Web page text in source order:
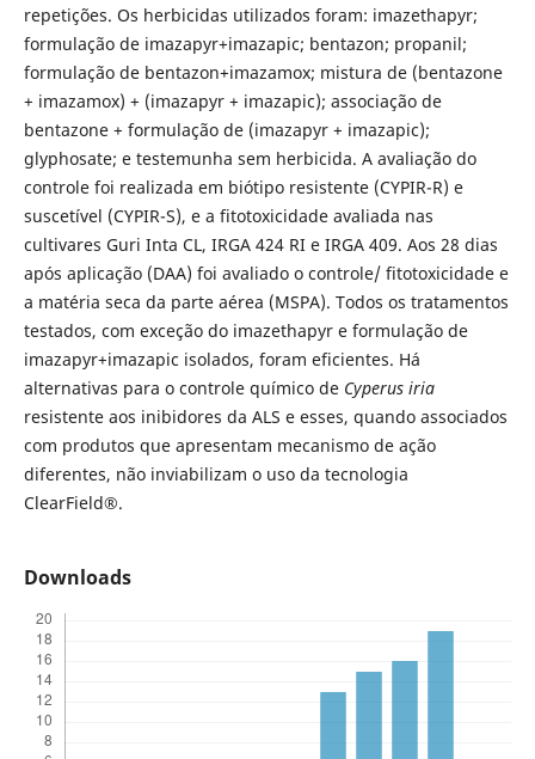
repetições. Os herbicidas utilizados foram: imazethapyr;
formulação de imazapyr+imazapic; bentazon; propanil;
formulação de bentazon+imazamox; mistura de (bentazone
+ imazamox) + (imazapyr + imazapic); associação de
bentazone + formulação de (imazapyr + imazapic);
glyphosate; e testemunha sem herbicida. A avaliação do
controle foi realizada em biótipo resistente (CYPIR-R) e
suscetível (CYPIR-S), e a fitotoxicidade avaliada nas
cultivares Guri Inta CL, IRGA 424 RI e IRGA 409. Aos 28 dias
após aplicação (DAA) foi avaliado o controle/ fitotoxicidade e
a matéria seca da parte aérea (MSPA). Todos os tratamentos
testados, com exceção do imazethapyr e formulação de
imazapyr+imazapic isolados, foram eficientes. Há
alternativas para o controle químico de Cyperus iria
resistente aos inibidores da ALS e esses, quando associados
com produtos que apresentam mecanismo de ação
diferentes, não inviabilizam o uso da tecnologia
ClearField®.
Downloads